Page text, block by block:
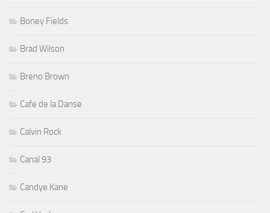
Boney Fields
Brad Wilson
Breno Brown
Cafe de la Danse
Calvin Rock
Canal 93
Candye Kane